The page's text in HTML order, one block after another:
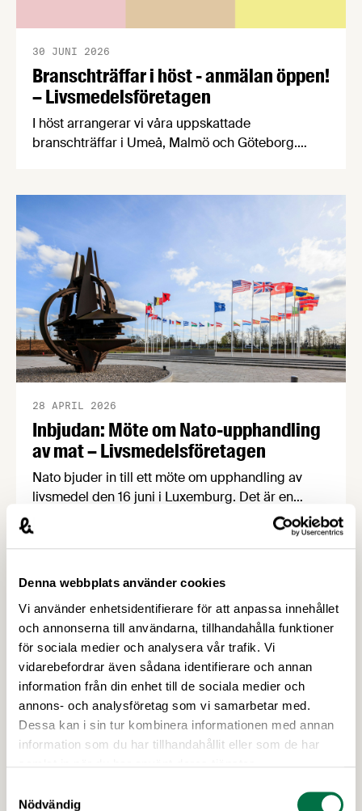
Denna webbplats använder cookies
Vi använder enhetsidentifierare för att anpassa innehållet
och annonserna till användarna, tillhandahålla funktioner
för sociala medier och analysera vår trafik. Vi
vidarebefordrar även sådana identifierare och annan
information från din enhet till de sociala medier och
annons- och analysföretag som vi samarbetar med.
Dessa kan i sin tur kombinera informationen med annan
information som du har tillhandahållit eller som de har
Nödvändig
Branschträffar i höst - anmälan öppen!
– Livsmedelsföretagen
30 JUNI 2026
I höst arrangerar vi våra uppskattade
branschträffar i Umeå, Malmö och Göteborg.
branschträffar får du fördjupa dig i ämnen som är
viktiga för livsmedelsföretagare att ha koll på.
Inbjudan: Möte om Nato-upphandling
av mat – Livsmedelsföretagen
28 APRIL 2026
Nato bjuder in till ett möte om upphandling av
livsmedel den 16 juni i Luxemburg. Det är en
möjlighet för svenska företag att lära sig mer om
hur Natos upphandlingsprocess fungerar och
och lösningar. OBS! Sista anmälningsdagen är 15
maj. Natomötet är en möjlighet för svenska
företag att …